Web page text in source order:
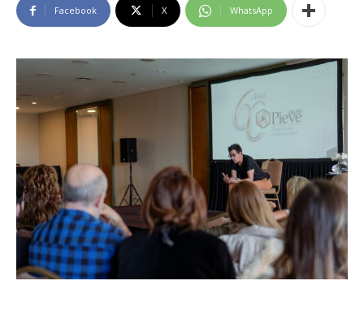
Facebook X WhatsApp